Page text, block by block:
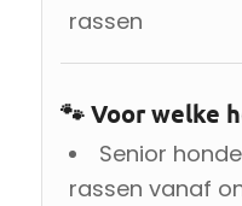
rassen
🐾 Voor welke
Senior
rassen vanaf